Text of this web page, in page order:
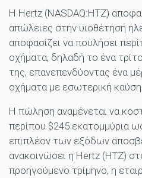
Η Hertz (NASDAQ:HTZ)
απώλειες στην υιοθέτηση
αποφασίζει να πουλήσει
οχήματα, δηλαδή το ένα
της, επανεπενδύοντας ένα
οχήματα με εσωτερική καύση.
Η πώληση αναμένεται να
περίπου $245 εκατομμύρια
επιπλέον των εξόδων
ανακοινώσει η Hertz (HTZ)
προηγούμενο τρίμηνο, η